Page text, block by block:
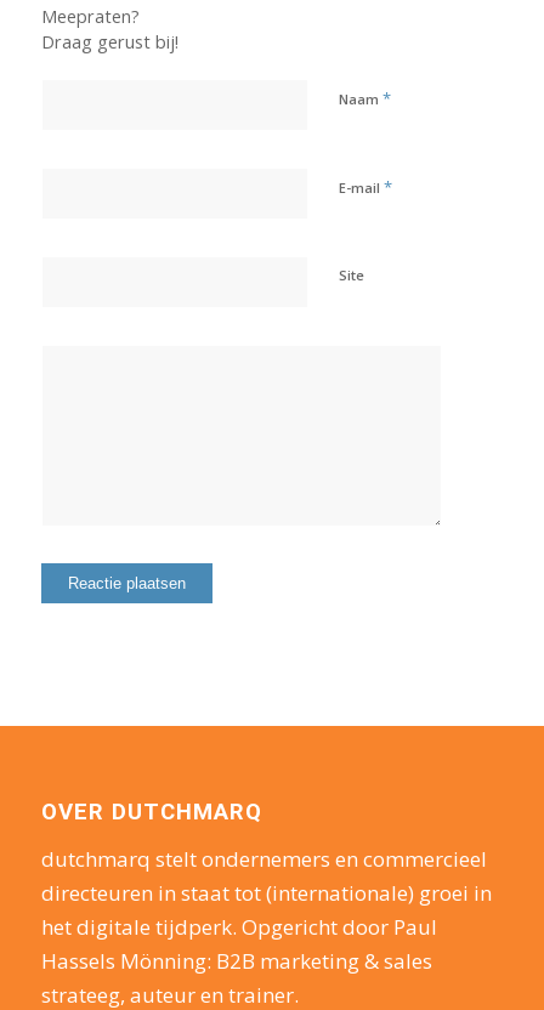
Meepraten?
Draag gerust bij!
Naam *
E-mail *
Site
OVER DUTCHMARQ
dutchmarq stelt ondernemers en commercieel
directeuren in staat tot (internationale) groei in
het digitale tijdperk. Opgericht door Paul
Hassels Mönning: B2B marketing & sales
strateeg, auteur en trainer.